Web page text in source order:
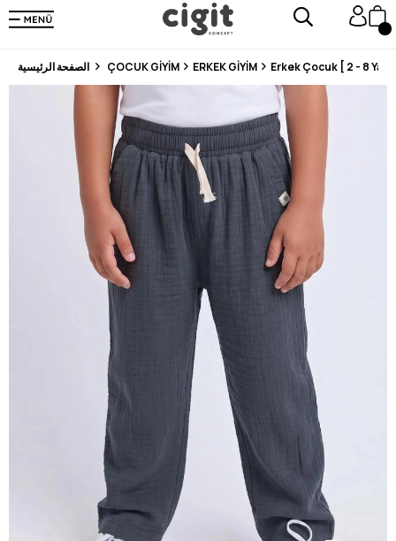
En Uygun Fiyat Garantisi !
300₺ ve Üzeri Alışverişlerde Kargo Ücretsiz !
Koşulsuz Şartsız İade İmkanı
ÇOCUK GİYİM ERKEK GİYİM Erkek Çocuk [ 2 - 8 Yaş ]